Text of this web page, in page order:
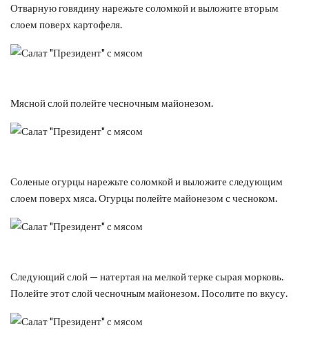
Отварную говядину нарежьте соломкой и выложите вторым
слоем поверх картофеля.
Мясной слой полейте чесночным майонезом.
Соленые огурцы нарежьте соломкой и выложите следующим
слоем поверх мяса. Огурцы полейте майонезом с чесноком.
Следующий слой — натертая на мелкой терке сырая морковь.
Полейте этот слой чесночным майонезом. Посолите по вкусу.